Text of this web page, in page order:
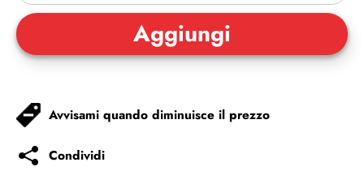
Avvisami quando diminuisce il prezzo
Condividi